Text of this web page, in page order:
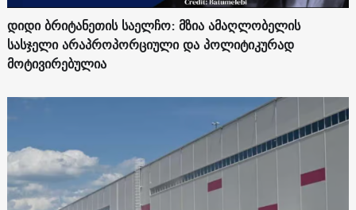
დიდი ბრიტანეთის საელჩო: მზია ამაღლობელის
სასჯელი არაპროპორციული და პოლიტიკურად
მოტივირებულია